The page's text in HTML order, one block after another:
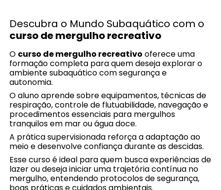
Descubra o Mundo Subaquático com o
curso de mergulho recreativo
O curso de mergulho recreativo oferece uma
formação completa para quem deseja explorar o
ambiente subaquático com segurança e
autonomia.
O aluno aprende sobre equipamentos, técnicas de
respiração, controle de flutuabilidade, navegação e
procedimentos essenciais para mergulhos
tranquilos em mar ou água doce.
A prática supervisionada reforça a adaptação ao
meio e desenvolve confiança durante as descidas.
Esse curso é ideal para quem busca experiências de
lazer ou deseja iniciar uma trajetória contínua no
mergulho, entendendo protocolos de segurança,
boas práticas e cuidados ambientais.